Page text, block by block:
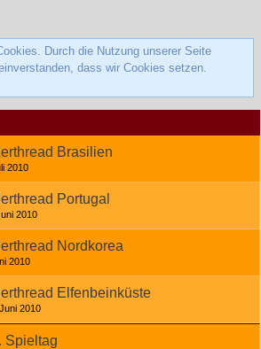
Durch die Nutzung unserer Seite
dass wir Cookies setzen.
Brasilien
2010
Portugal
2010
Nordkorea
2010
Elfenbeinküste
2010
Spieltag